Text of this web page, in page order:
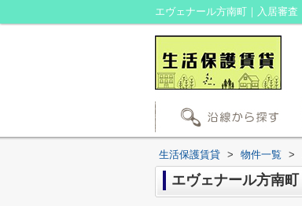
生活保護賃貸 > 物件一覧 >
エヴェナール方南町